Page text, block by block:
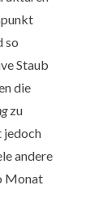
so
Staub
die
zu
jedoch
andere
Monat